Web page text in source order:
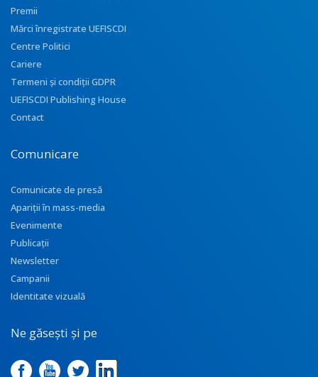
Premii
Mărci înregistrate UEFISCDI
Centre Politici
Cariere
Termeni și condiții GDPR
UEFISCDI Publishing House
Contact
Comunicare
Comunicate de presă
Apariţii în mass-media
Evenimente
Publicații
Newsletter
Campanii
Identitate vizuală
Ne găsești și pe